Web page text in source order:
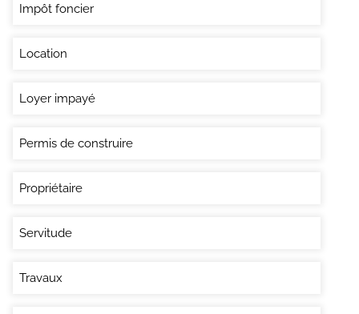
Impôt foncier
Location
Loyer impayé
Permis de construire
Propriétaire
Servitude
Travaux